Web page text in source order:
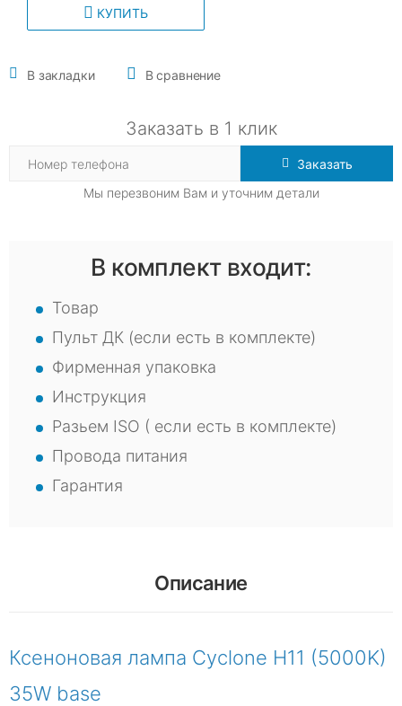
КУПИТЬ
В закладки В сравнение
Заказать в 1 клик
Заказать
Мы перезвоним Вам и уточним детали
В комплект входит:
Товар
Пульт ДК (если есть в комплекте)
Фирменная упаковка
Инструкция
Разьем ISO ( если есть в комплекте)
Провода питания
Гарантия
Описание
Ксеноновая лампа Cyclone H11 (5000K)
35W base